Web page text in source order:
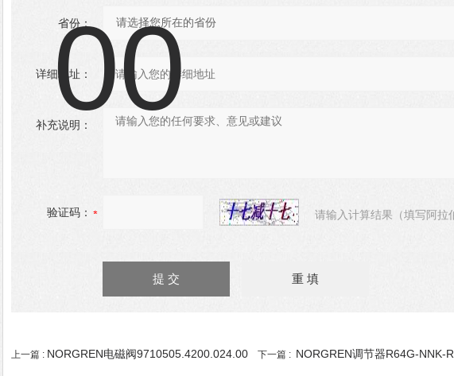
省份：
详细地址：
补充说明：
验证码： 请输入计算结果（填写阿拉
上一篇 : NORGREN电磁阀9710505.4200.024.00 下一篇 : NORGREN调节器R64G-NNK-